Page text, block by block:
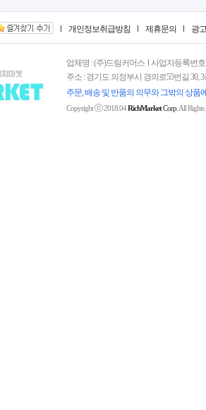
개인정보취급방침 제휴문의 광
업체명 : (주)드림커머스
사업자등록번호
주소 : 경기도 의정부시 경의로55번길 30,
주문, 배송 및 반품의 의무와 그밖의 상
Copyrightⓒ2018.04RichMarketCorp. All Rights